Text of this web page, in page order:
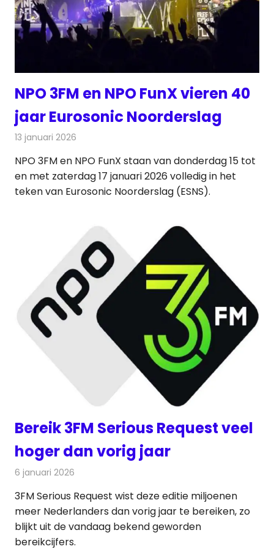
NPO 3FM en NPO FunX vieren 40
jaar Eurosonic Noorderslag
13 januari 2026
NPO 3FM en NPO FunX staan van donderdag 15 tot
en met zaterdag 17 januari 2026 volledig in het
teken van Eurosonic Noorderslag (ESNS).
Bereik 3FM Serious Request veel
hoger dan vorig jaar
6 januari 2026
3FM Serious Request wist deze editie miljoenen
meer Nederlanders dan vorig jaar te bereiken, zo
blijkt uit de vandaag bekend geworden
bereikcijfers.